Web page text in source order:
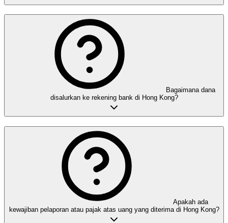
Bagaimana dana
disalurkan ke rekening bank di Hong Kong?
Apakah ada
kewajiban pelaporan atau pajak atas uang yang diterima di Hong Kong?